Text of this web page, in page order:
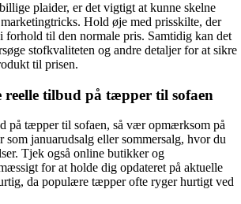
plaider, er det vigtigt at kunne skelne
Hold øje med prisskilte, der
forhold til den normale pris. Samtidig kan det
stofkvaliteten og andre detaljer for at sikre
til prisen.
reelle tilbud på tæpper til sofaen
på tæpper til sofaen, så vær opmærksom på
som januarudsalg eller sommersalg, hvor du
Tjek også online butikker og
for at holde dig opdateret på aktuelle
da populære tæpper ofte ryger hurtigt ved